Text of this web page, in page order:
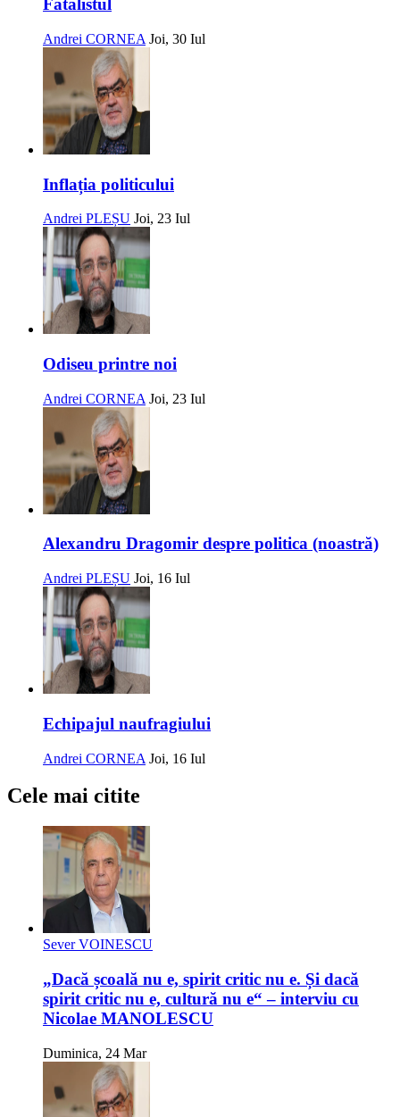
Fatalistul
Andrei CORNEA Joi, 30 Iul
Inflația politicului
Andrei PLEȘU Joi, 23 Iul
Odiseu printre noi
Andrei CORNEA Joi, 23 Iul
Alexandru Dragomir despre politica (noastră)
Andrei PLEȘU Joi, 16 Iul
Echipajul naufragiului
Andrei CORNEA Joi, 16 Iul
Cele mai citite
Sever VOINESCU
„Dacă școală nu e, spirit critic nu e. Și dacă
spirit critic nu e, cultură nu e“ – interviu cu
Nicolae MANOLESCU
Duminica, 24 Mar